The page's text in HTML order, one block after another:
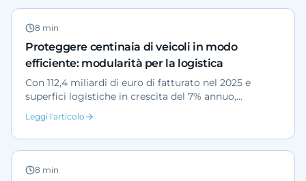
8 min
Proteggere centinaia di veicoli in modo
efficiente: modularità per la logistica
Con 112,4 miliardi di euro di fatturato nel 2025 e
superfici logistiche in crescita del 7% annuo,
coperture modulari permettono di proteggere
centinaia di veicoli per fasi, senza interrompere le
operazioni.
Leggi l'articolo
8 min